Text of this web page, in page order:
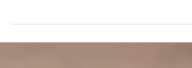
trazem fibras, os ovos fornecem...